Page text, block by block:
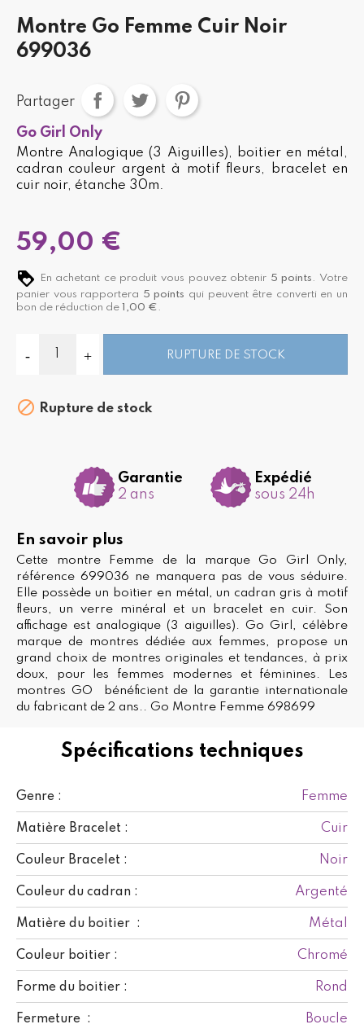
Spécifications techniques
Genre : Femme
Matière Bracelet : Cuir
Couleur Bracelet : Noir
Couleur du cadran : Argenté
Matière du boitier : Métal
Couleur boitier : Chromé
Forme du boitier : Rond
Fermeture : Boucle
Montre Go Femme Cuir Noir
699036
Partager
Go Girl Only
Montre Analogique (3 Aiguilles), boitier en métal,
cadran couleur argent à motif fleurs, bracelet en
cuir noir, étanche 30m.
59,00 €
En achetant ce produit vous pouvez obtenir 5 points . Votre
panier vous rapportera 5 points qui peuvent être converti en un
bon de réduction de 1,00 € .
RUPTURE DE STOCK
 Rupture de stock
Garantie
2 ans
Expédié
sous 24h
En savoir plus
Cette montre Femme de la marque Go Girl Only,
référence 699036 ne manquera pas de vous séduire.
Elle possède un boitier en métal, un cadran gris à motif
fleurs, un verre minéral et un bracelet en cuir. Son
affichage est analogique (3 aiguilles). Go Girl, célèbre
marque de montres dédiée aux femmes, propose un
grand choix de montres originales et tendances, à prix
doux, pour les femmes modernes et féminines. Les
montres GO bénéficient de la garantie internationale
du fabricant de 2 ans.. Go Montre Femme 698699